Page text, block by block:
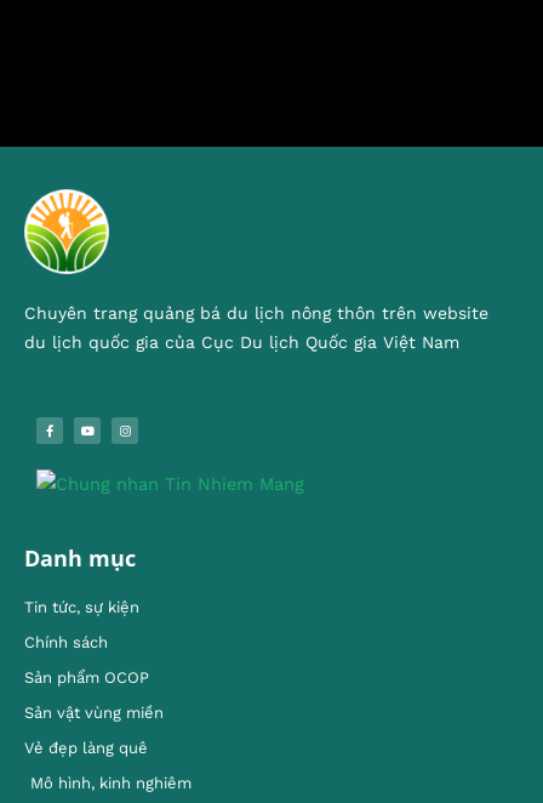
Chuyên trang quảng bá du lịch nông thôn trên website
du lịch quốc gia của Cục Du lịch Quốc gia Việt Nam
Danh mục
Tin tức, sự kiện
Chính sách
Sản phẩm OCOP
Sản vật vùng miền
Vẻ đẹp làng quê
Mô hình, kinh nghiêm